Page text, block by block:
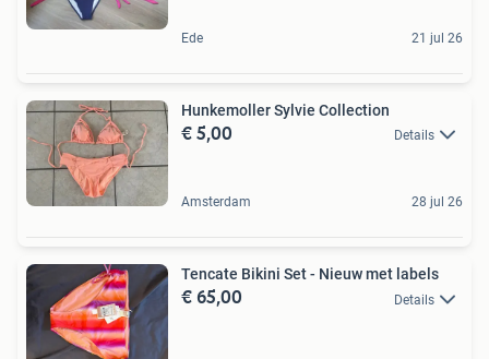
Ede 21 jul 26
Hunkemoller Sylvie Collection
€ 5,00 Details
Amsterdam 28 jul 26
Tencate Bikini Set - Nieuw met labels
€ 65,00 Details